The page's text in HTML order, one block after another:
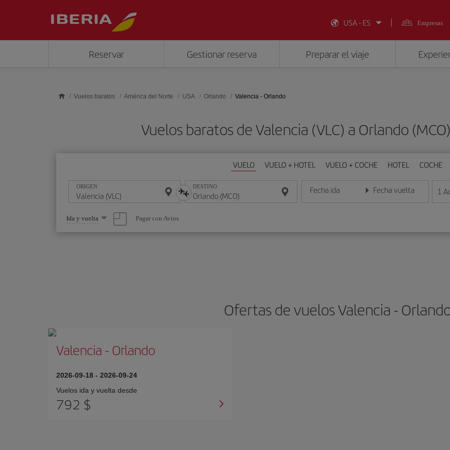
USA - ES
Empresas
Reservar Gestionar reserva Preparar el viaje
Vuelos baratos América del Norte USA Orlando Valencia - Orlando
Vuelos baratos de Valencia (VLC) a Orlando
VUELO VUELO + HOTEL VUELO + COCHE HOTEL COCHE
ORIGEN DESTINO Fecha ida
Introduce la fecha en formato día/mes/año
Fecha vuelta
Introduce la fecha en 1
Seleccione
una
opción
Ida y vuelta Pagar con Avios
Ofertas de vuelos Valencia -
Valencia - Orlando
2026-09-18 - 2026-09-24
Vuelos ida y vuelta desde
792 $